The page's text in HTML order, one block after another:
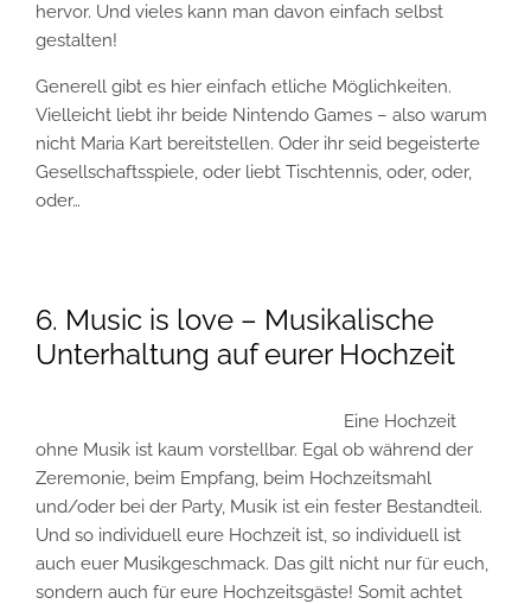
hervor. Und vieles kann man davon einfach selbst
gestalten!
Generell gibt es hier einfach etliche Möglichkeiten.
Vielleicht liebt ihr beide Nintendo Games – also warum
nicht Maria Kart bereitstellen. Oder ihr seid begeisterte
Gesellschaftsspiele, oder liebt Tischtennis, oder, oder,
oder…
6. Music is love – Musikalische
Unterhaltung auf eurer Hochzeit
Eine Hochzeit
ohne Musik ist kaum vorstellbar. Egal ob während der
Zeremonie, beim Empfang, beim Hochzeitsmahl
und/oder bei der Party, Musik ist ein fester Bestandteil.
Und so individuell eure Hochzeit ist, so individuell ist
auch euer Musikgeschmack. Das gilt nicht nur für euch,
sondern auch für eure Hochzeitsgäste! Somit achtet